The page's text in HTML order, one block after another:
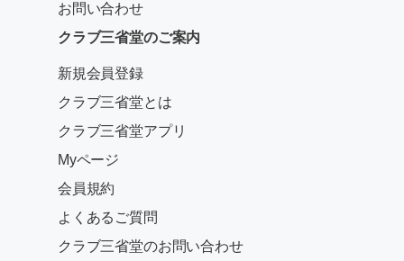
お問い合わせ
クラブ三省堂のご案内
新規会員登録
クラブ三省堂とは
クラブ三省堂アプリ
Myページ
会員規約
よくあるご質問
クラブ三省堂のお問い合わせ